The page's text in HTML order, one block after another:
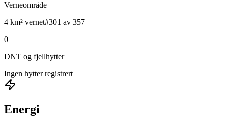
Verneområde
4 km² vernet#301 av 357
0
DNT og fjellhytter
Ingen hytter registrert
Energi